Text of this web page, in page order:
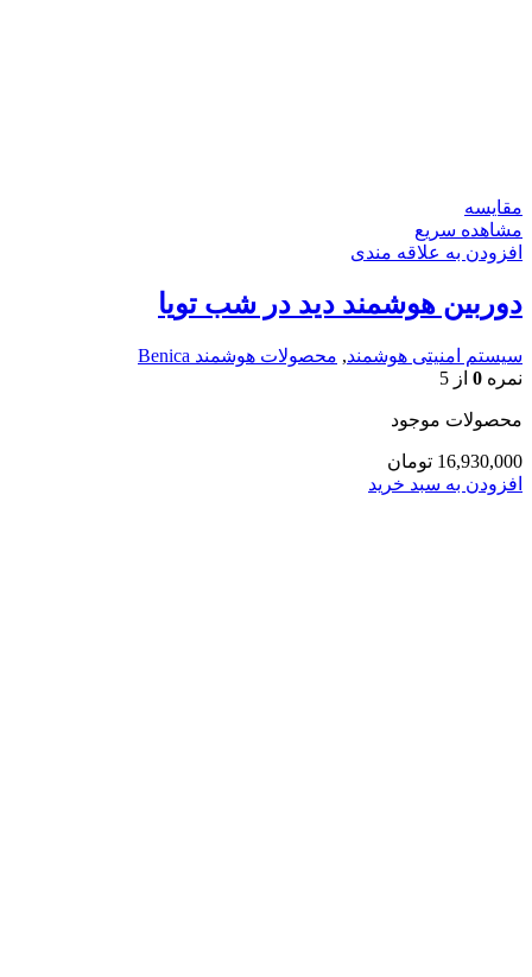
مقایسه
مشاهده سریع
افزودن به علاقه مندی
دوربین هوشمند دید در شب تویا
سیستم امنیتی هوشمند, محصولات هوشمند Benica
نمره 0 از 5
محصولات موجود
16,930,000 تومان
افزودن به سبد خرید